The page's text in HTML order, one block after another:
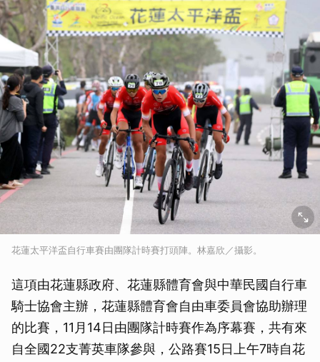
花蓮太平洋盃自行車賽由團隊計時賽打頭陣。林嘉欣／攝影。
這項由花蓮縣政府、花蓮縣體育會與中華民國自行車
騎士協會主辦，花蓮縣體育會自由車委員會協助辦理
的比賽，11月14日由團隊計時賽作為序幕賽，共有來
自全國22支菁英車隊參與，公路賽15日上午7時自花